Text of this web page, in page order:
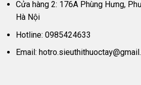
Cửa hàng 2: 176A Phùng Hưng,
Hà Nội
Hotline: 0985424633
Email: